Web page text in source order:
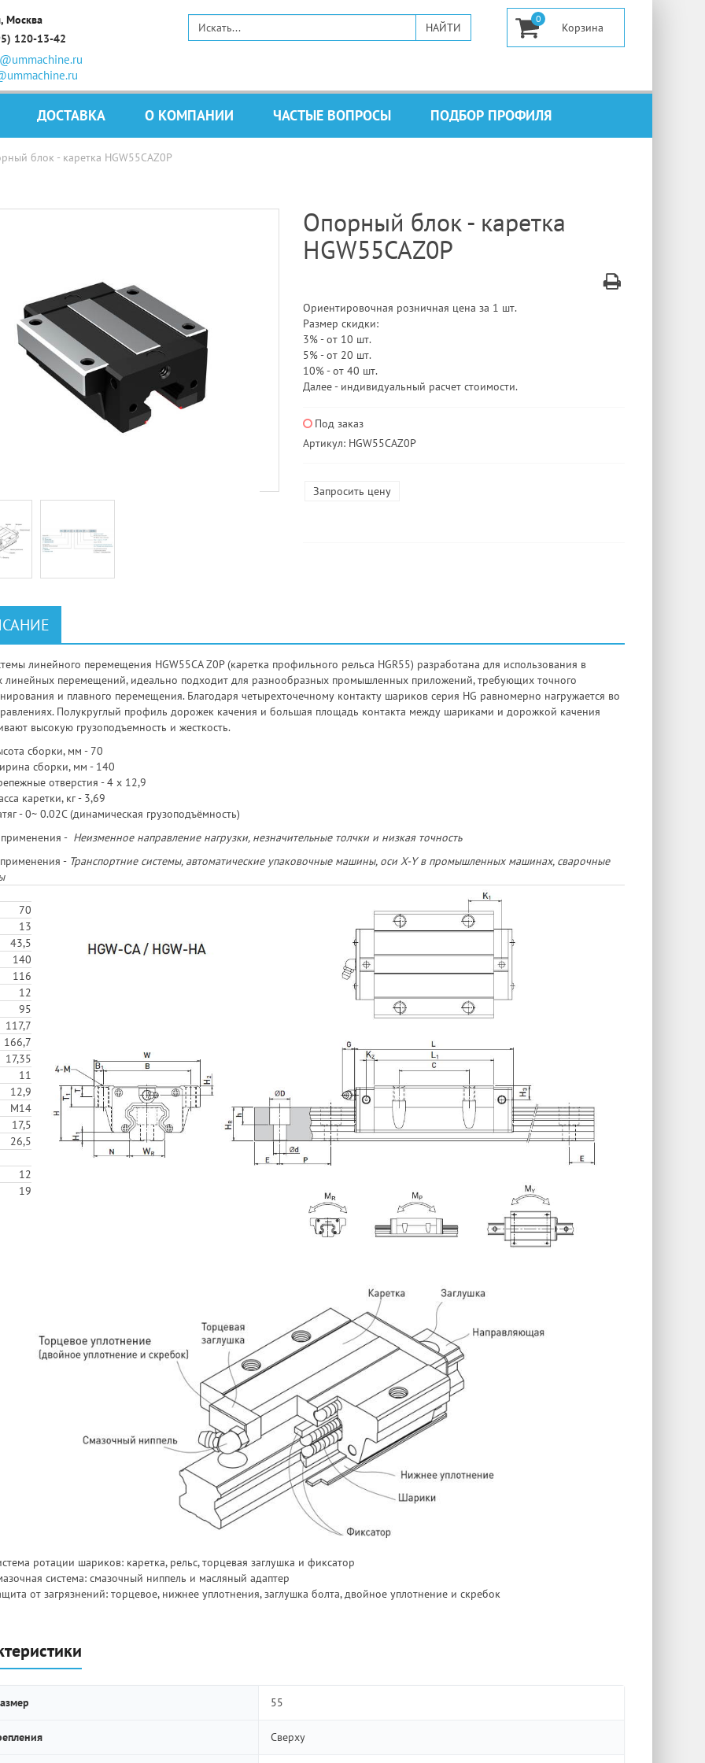
Москва
120-13-42
0
ДОСТАВКА О КОМПАНИИ ЧАСТЫЕ ВОПРОСЫ ПОДБОР ПРОФИЛЯ
блок - каретка HGW55CAZ0P
Опорный блок - каретка
HGW55CAZ0P
Ориентировочная розничная цена за 1 шт.
Размер скидки:
3% - от 10 шт.
5% - от 20 шт.
10% - от 40 шт.
Далее - индивидуальный расчет стоимости.
Под заказ
Артикул: HGW55CAZ0P
Запросить цену
линейного перемещения HGW55CA Z0P (каретка профильного рельса HGR55) разработана для использования в
линейных перемещений, идеально подходит для разнообразных промышленных приложений, требующих точного
и плавного перемещения. Благодаря четырехточечному контакту шариков серия HG равномерно нагружается во
Полукруглый профиль дорожек качения и большая площадь контакта между шариками и дорожкой качения
высокую грузоподъемность и жесткость.
сборки, мм - 70
сборки, мм - 140
отверстия - 4 х 12,9
каретки, кг - 3,69
- 0~ 0.02C (динамическая грузоподъёмность)
- Неизменное направление нагрузки, незначительные толчки и низкая точность
- Транспортние системы, автоматические упаковочные машины, оси X-Y в промышленных машинах, сварочные
70
13
43,5
140
116
12
95
117,7
166,7
17,35
11
12,9
M14
17,5
26,5
12
19
ротации шариков: каретка, рельс, торцевая заглушка и фиксатор
система: смазочный ниппель и масляный адаптер
от загрязнений: торцевое, нижнее уплотнения, заглушка болта, двойное уплотнение и скребок
55
Сверху